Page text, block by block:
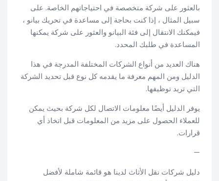
بالعثور على شركة متخصصة في احتياجاتهم الخاصة. على
سبيل المثال ، إذا كنت بحاجة إلى مساعدة في تحريك بيانو ،
فيمكنك الانتقال إلى فئة البيانو والعثور على شركة يمكنها
المساعدة في طلبك المحدد.
هناك العديد من أنواع الشركات المختلفة المدرجة في هذا
الدليل ومن المهم معرفة ما يقدمه كل نوع قبل تحديد الشركة
التي تريد توظيفها.
يوفر الدليل أيضًا معلومات الاتصال لكل شركة بحيث يمكن
للعملاء الحصول على مزيد من المعلومات قبل اتخاذ أي
قرارات.
—
دليل شركات نقل الأثاث لدينا هو قائمة شاملة لأفضل